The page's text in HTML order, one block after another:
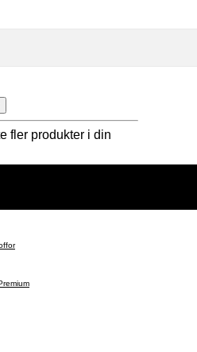
fler produkter i din